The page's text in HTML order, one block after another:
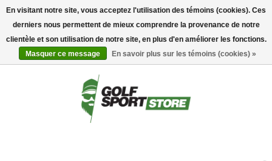
En visitant notre site, vous acceptez l'utilisation des témoins (cookies). Ces
derniers nous permettent de mieux comprendre la provenance de notre
clientèle et son utilisation de notre site, en plus d'en améliorer les fonctions.
Masquer ce message
En savoir plus sur les témoins (cookies) »